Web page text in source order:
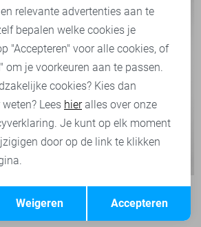
-50%
Vero Moda Blouse
23,95
29,99
Opslaan
relevante advertenties aan te
bepalen welke cookies je
"Accepteren" voor alle cookies, of
om je voorkeuren aan te passen.
cookies? Kies dan
Lees hieralles over onze
Je kunt op elk moment
door op de link te klikken
Accepteren
Weigeren